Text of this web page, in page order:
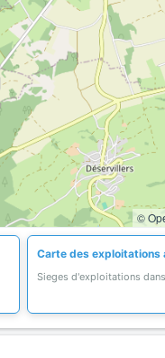
©
Carte des exploitations
Sieges d'exploitations